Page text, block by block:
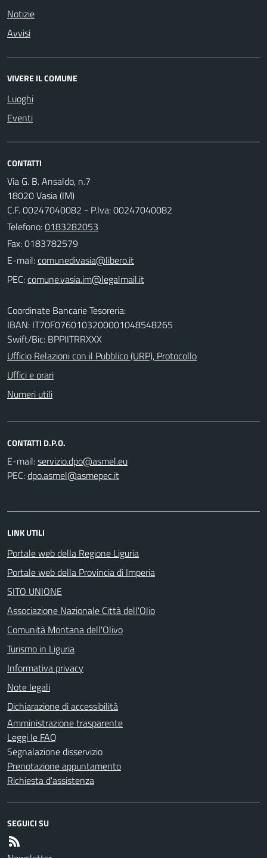
Notizie
Avvisi
VIVERE IL COMUNE
Luoghi
Eventi
CONTATTI
Via G. B. Ansaldo, n.7
18020 Vasia (IM)
C.F. 00247040082 - P.Iva: 00247040082
Telefono:0183282053
Fax: 0183782579
E-mail:
PEC:
Coordinate Bancarie Tesoreria:
IBAN: IT70F0760103200001048548265
Swift/Bic: BPPIITRRXXX
Ufficio Relazioni con il Pubblico (URP), Protocollo
Uffici e orari
Numeri utili
CONTATTI D.P.O.
E-mail:
PEC:
LINK UTILI
Portale web della Regione Liguria
Portale web della Provincia di Imperia
SITO UNIONE
Associazione Nazionale Città dell'Olio
Comunità Montana dell'Olivo
Turismo in Liguria
Informativa privacy
Note legali
Dichiarazione di accessibilità
Amministrazione trasparente
Leggi le FAQ
Segnalazione disservizio
Prenotazione appuntamento
Richiesta d'assistenza
SEGUICI SU